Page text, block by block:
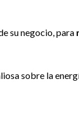
su negocio, para
sobre la